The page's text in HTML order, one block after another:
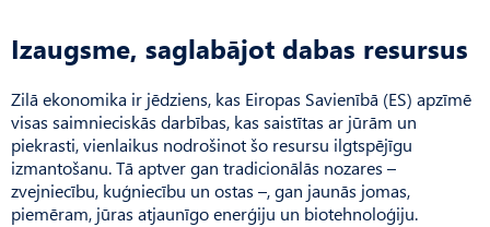
Izaugsme, saglabājot dabas resursus
Zilā ekonomika ir jēdziens, kas Eiropas Savienībā (ES) apzīmē
visas saimnieciskās darbības, kas saistītas ar jūrām un
piekrasti, vienlaikus nodrošinot šo resursu ilgtspējīgu
izmantošanu. Tā aptver gan tradicionālās nozares –
zvejniecību, kuģniecību un ostas –, gan jaunās jomas,
piemēram, jūras atjaunīgo enerģiju un biotehnoloģiju.